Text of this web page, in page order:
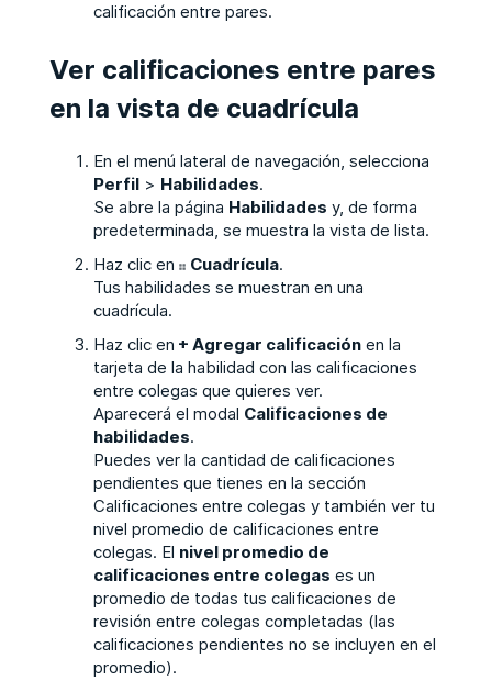
calificación entre pares.
Ver calificaciones entre pares
en la vista de cuadrícula
En el menú lateral de navegación, selecciona
Perfil> Habilidades.
Se abre la página Habilidades y, de forma
predeterminada, se muestra la vista de lista.
Haz clic en
Cuadrícula.
Tus habilidades se muestran en una
cuadrícula.
Haz clic en + Agregar calificaciónen la
tarjeta de la habilidad con las calificaciones
entre colegas que quieres ver.
Aparecerá el modal Calificaciones de
habilidades.
Puedes ver la cantidad de calificaciones
pendientes que tienes en la sección
Calificaciones entre colegas y también ver tu
nivel promedio de calificaciones entre
colegas. El nivel promedio de
calificaciones entre colegas es un
promedio de todas tus calificaciones de
revisión entre colegas completadas (las
calificaciones pendientes no se incluyen en el
promedio).